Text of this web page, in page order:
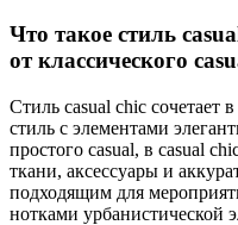
Что такое стиль
от классического
Стиль casual chic сочетает
стиль с элементами
простого casual, в casual
ткани, аксессуары и
подходящим для
нотками урбанистической